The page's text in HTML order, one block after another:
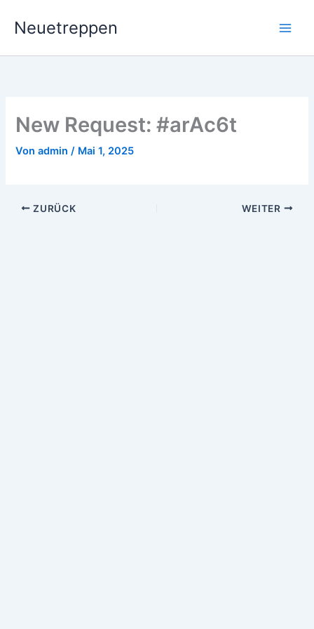
InhaltNeuetreppen
New Request: #arAc6t
Vonadmin/ Mai 1, 2025
ZURÜCK WEITER